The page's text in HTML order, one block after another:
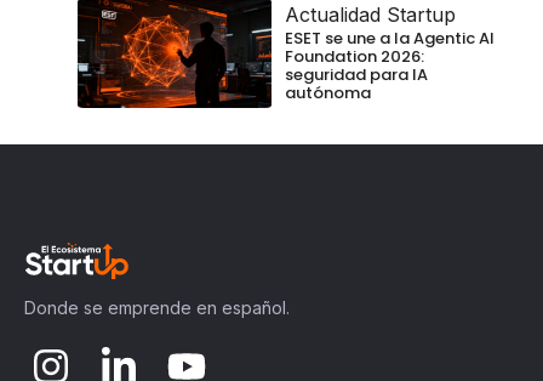
Actualidad Startup
ESET se une a la Agentic AI
Foundation 2026:
seguridad para IA
autónoma
Donde se emprende en español.